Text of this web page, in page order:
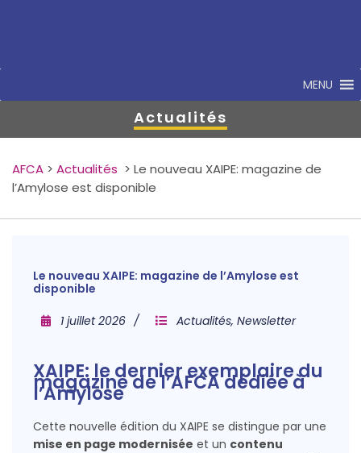
MENU
Actualités
AFCA > Actualités > Le nouveau XAIPE: magazine de
l’Amylose est disponible
Le nouveau XAIPE: magazine de l’Amylose est
disponible
1 juillet 2026
Actualités, Newsletter
XAIPE: le dernier exemplaire du
magazine de l’AFCA dédiée à
l’Amylose
Cette nouvelle édition du XAIPE se distingue par une
mise en page modernisée et un contenu